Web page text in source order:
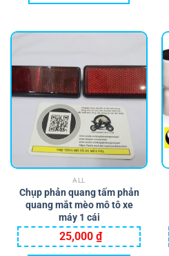
ALL
Chụp phản quang tấm phản
quang mắt mèo mô tô xe
máy 1 cái
25,000 ₫